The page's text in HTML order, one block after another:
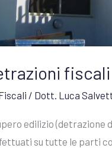
fiscali
/ Dott. Luca
edilizio
su tutte le parti